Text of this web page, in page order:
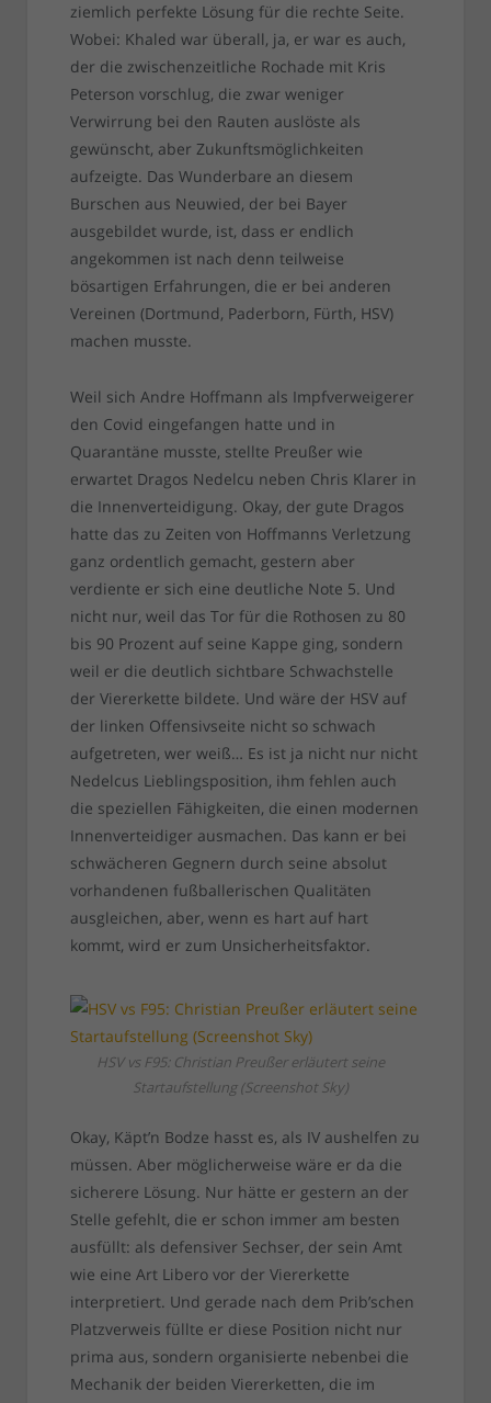
ziemlich perfekte Lösung für die rechte Seite.
Wobei: Khaled war überall, ja, er war es auch,
der die zwischenzeitliche Rochade mit Kris
Peterson vorschlug, die zwar weniger
Verwirrung bei den Rauten auslöste als
gewünscht, aber Zukunftsmöglichkeiten
aufzeigte. Das Wunderbare an diesem
Burschen aus Neuwied, der bei Bayer
ausgebildet wurde, ist, dass er endlich
angekommen ist nach denn teilweise
bösartigen Erfahrungen, die er bei anderen
Vereinen (Dortmund, Paderborn, Fürth, HSV)
machen musste.
Weil sich Andre Hoffmann als Impfverweigerer
den Covid eingefangen hatte und in
Quarantäne musste, stellte Preußer wie
erwartet Dragos Nedelcu neben Chris Klarer in
die Innenverteidigung. Okay, der gute Dragos
hatte das zu Zeiten von Hoffmanns Verletzung
ganz ordentlich gemacht, gestern aber
verdiente er sich eine deutliche Note 5. Und
nicht nur, weil das Tor für die Rothosen zu 80
bis 90 Prozent auf seine Kappe ging, sondern
weil er die deutlich sichtbare Schwachstelle
der Viererkette bildete. Und wäre der HSV auf
der linken Offensivseite nicht so schwach
aufgetreten, wer weiß… Es ist ja nicht nur nicht
Nedelcus Lieblingsposition, ihm fehlen auch
die speziellen Fähigkeiten, die einen modernen
Innenverteidiger ausmachen. Das kann er bei
schwächeren Gegnern durch seine absolut
vorhandenen fußballerischen Qualitäten
ausgleichen, aber, wenn es hart auf hart
kommt, wird er zum Unsicherheitsfaktor.
HSV vs F95: Christian Preußer erläutert seine
Startaufstellung (Screenshot Sky)
Okay, Käpt’n Bodze hasst es, als IV aushelfen zu
müssen. Aber möglicherweise wäre er da die
sicherere Lösung. Nur hätte er gestern an der
Stelle gefehlt, die er schon immer am besten
ausfüllt: als defensiver Sechser, der sein Amt
wie eine Art Libero vor der Viererkette
interpretiert. Und gerade nach dem Prib’schen
Platzverweis füllte er diese Position nicht nur
prima aus, sondern organisierte nebenbei die
Mechanik der beiden Viererketten, die im